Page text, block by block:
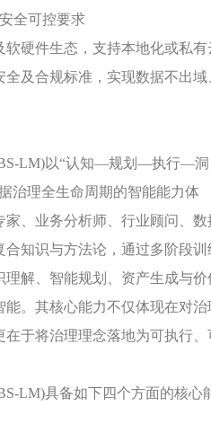
全可控要求
软硬件生态，支持本地化或私有
及合规标准，实现数据不出域
LM)以“认知—规划—执行—洞
治理全生命周期的智能能力体
家、业务分析师、行业顾问、数
合知识与方法论，通过多阶段训
解、智能规划、资产生成与价
。其核心能力不仅体现在对治
在于将治理理念落地为可执行、
LM)具备如下四个方面的核心